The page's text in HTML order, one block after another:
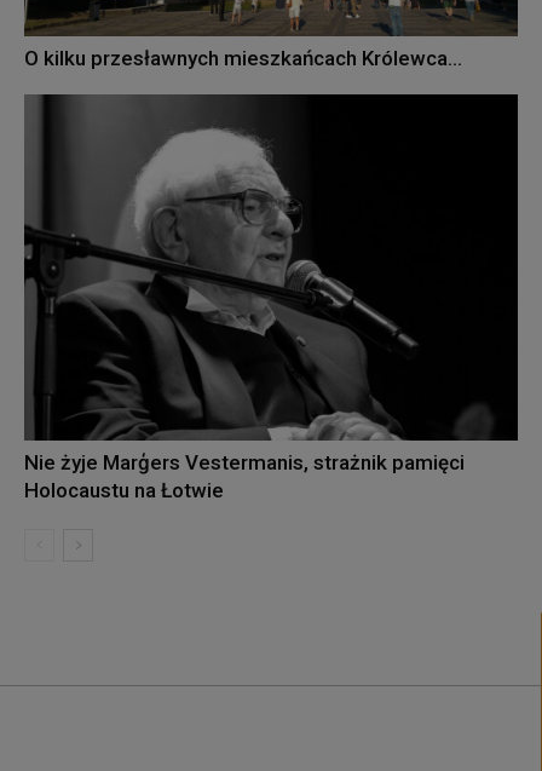
O kilku przesławnych mieszkańcach Królewca…
Nie żyje Marģers Vestermanis, strażnik pamięci
Holocaustu na Łotwie